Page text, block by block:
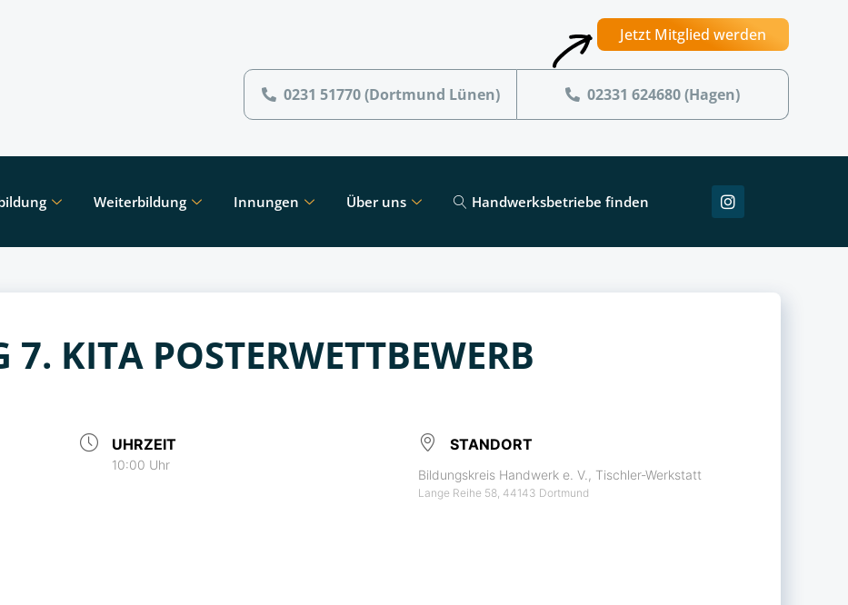
Jetzt Mitglied werden
0231 51770 (Dortmund Lünen) 02331 624680 (Hagen)
Weiterbildung Innungen Über uns Handwerksbetriebe finden
7. KITA POSTERWETTBEWERB
UHRZEIT
10:00 Uhr
STANDORT
Bildungskreis Handwerk e. V., Tischler-Werkstatt
Lange Reihe 58, 44143 Dortmund